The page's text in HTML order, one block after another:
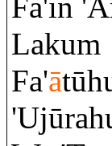
Fa'in
Lakum
Fa'ā
'Ujūra